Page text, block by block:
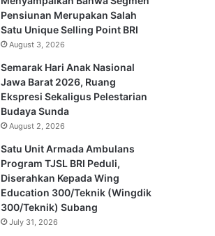
Pensiunan Merupakan Salah
Satu Unique Selling Point BRI
August 3, 2026
Semarak Hari Anak Nasional
Jawa Barat 2026, Ruang
Ekspresi Sekaligus Pelestarian
Budaya Sunda
August 2, 2026
Satu Unit Armada Ambulans
Program TJSL BRI Peduli,
Diserahkan Kepada Wing
Education 300/Teknik (Wingdik
300/Teknik) Subang
July 31, 2026